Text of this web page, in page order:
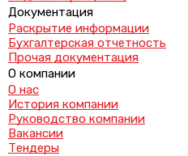
Документация
Раскрытие информации
Бухгалтерская отчетность
Прочая документация
О компании
О нас
История компании
Руководство компании
Вакансии
Тендеры